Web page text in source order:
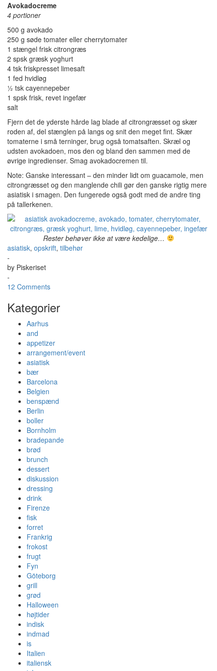
Avokadocreme
4 portioner
500 g avokado
250 g søde tomater eller cherrytomater
1 stængel frisk citrongræs
2 spsk græsk yoghurt
4 tsk friskpresset limesaft
1 fed hvidløg
½ tsk cayennepeber
1 spsk frisk, revet ingefær
salt
Fjern det de yderste hårde lag blade af citrongræsset og skær
roden af, del stænglen på langs og snit den meget fint. Skær
tomaterne i små terninger, brug også tomatsaften. Skræl og
udsten avokadoen, mos den og bland den sammen med de
øvrige ingredienser. Smag avokadocremen til.
Note: Ganske interessant – den minder lidt om guacamole, men
citrongræsset og den manglende chili gør den ganske rigtig mere
asiatisk i smagen. Den fungerede også godt med de andre ting
på tallerkenen.
Rester behøver ikke at være kedelige…
asiatisk, opskrift, tilbehør
-
by Piskeriset
-
12 Comments
Kategorier
Aarhus
and
appetizer
arrangement/event
asiatisk
bær
Barcelona
Belgien
benspænd
Berlin
boller
Bornholm
bradepande
brød
brunch
dessert
diskussion
dressing
drink
Firenze
fisk
forret
Frankrig
frokost
frugt
Fyn
Göteborg
grill
grød
Halloween
højtider
indisk
indmad
is
Italien
italiensk